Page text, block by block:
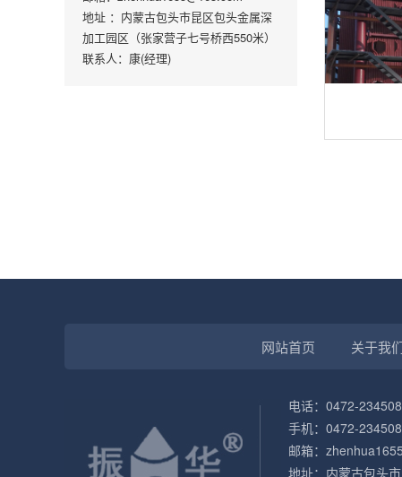
地址 ：内蒙古包头市昆区包头金属深
加工园区（张家营子七号桥西550米）
联系人：康(经理)
网站首页 关于我
电话：0472-
手机：0472-
邮箱：
地址：内蒙古包头